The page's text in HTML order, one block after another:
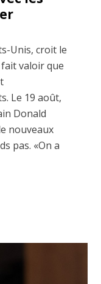
Unis, croit le
valoir que
Le 19 août,
Donald
nouveaux
pas. «On a